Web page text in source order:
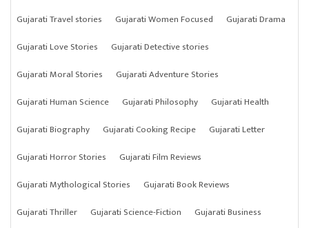
Gujarati Travel stories
Gujarati Women Focused
Gujarati Drama
Gujarati Love Stories
Gujarati Detective stories
Gujarati Moral Stories
Gujarati Adventure Stories
Gujarati Human Science
Gujarati Philosophy
Gujarati Health
Gujarati Biography
Gujarati Cooking Recipe
Gujarati Letter
Gujarati Horror Stories
Gujarati Film Reviews
Gujarati Mythological Stories
Gujarati Book Reviews
Gujarati Thriller
Gujarati Science-Fiction Gujarati Business